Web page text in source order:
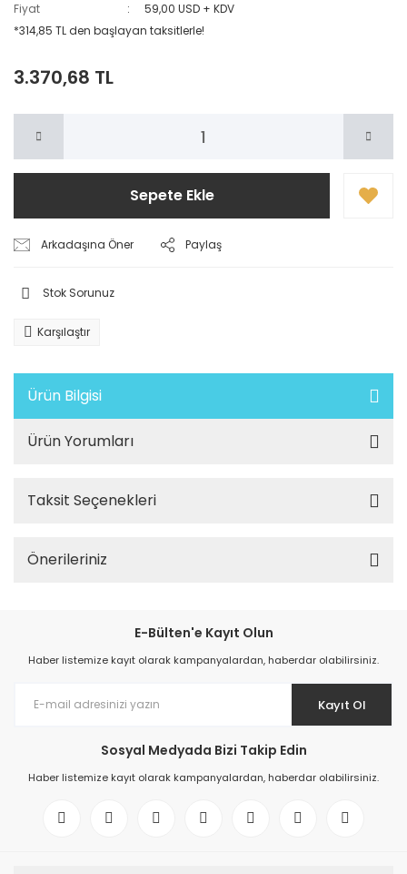
Fiyat
59,00 USD + KDV
*314,85 TL den başlayan taksitlerle!
3.370,68 TL
Sepete Ekle
Arkadaşına Öner Paylaş
Stok Sorunuz
Karşılaştır
Ürün Bilgisi
Ürün Yorumları
Taksit Seçenekleri
Önerileriniz
E-Bülten'e Kayıt Olun
Haber listemize kayıt olarak kampanyalardan, haberdar olabilirsiniz.
Kayıt Ol
Sosyal Medyada Bizi Takip Edin
Haber listemize kayıt olarak kampanyalardan, haberdar olabilirsiniz.